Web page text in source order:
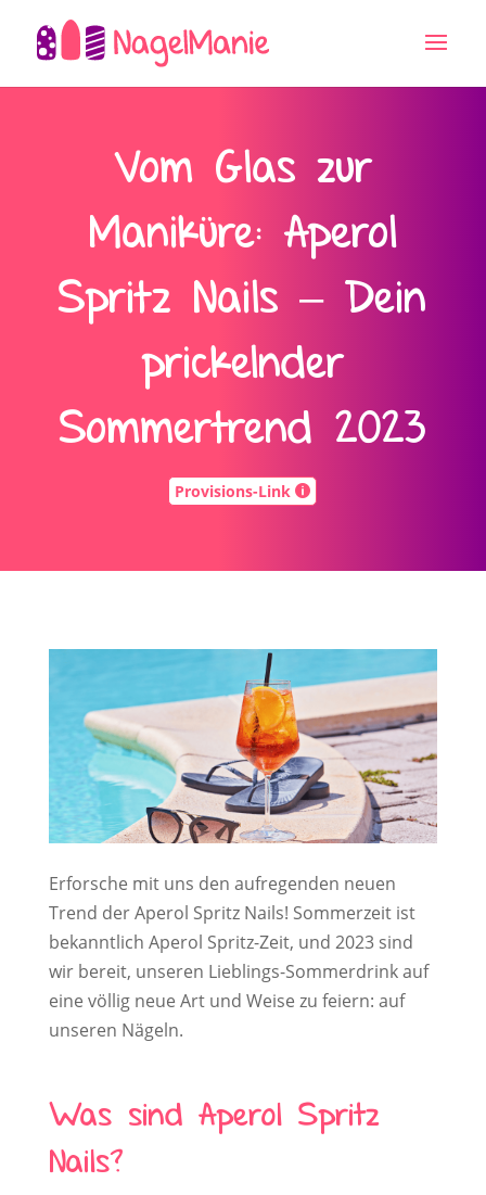
Vom Glas zur
Maniküre: Aperol
Spritz Nails – Dein
prickelnder
Sommertrend 2023
Provisions-Link
Erforsche mit uns den aufregenden neuen
Trend der Aperol Spritz Nails! Sommerzeit ist
bekanntlich Aperol Spritz-Zeit, und 2023 sind
wir bereit, unseren Lieblings-Sommerdrink auf
eine völlig neue Art und Weise zu feiern: auf
unseren Nägeln.
Was sind Aperol Spritz
Nails?